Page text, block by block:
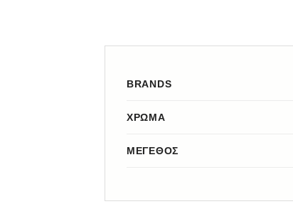
BRANDS
ΧΡΏΜΑ
ΜΈΓΕΘΟΣ